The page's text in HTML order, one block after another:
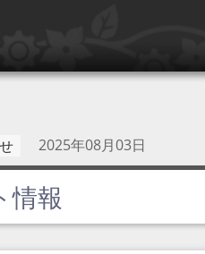
2025年08月03日
情報